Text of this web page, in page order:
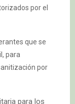
por el
que se
para
por
para los